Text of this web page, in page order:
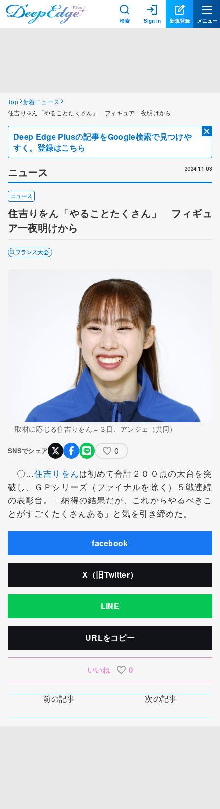
検索 Sign in 新規登録 メニュー
Top 新着ニュース
住吉りをん「やることたくさん」 フィギュア一夜明けから
Deep Edge Plusの記事をGoogle検索で見つけや
すく。登録はこちら
ニュース 2024.11.03
ニュース
住吉りをん「やることたくさん」 フィギュ
ア一夜明けから
フランス大会
取材に応じる住吉りをん＝３日、アンジェ（共同）
SNSでシェア 0
〇…住吉りをんは初めて合計２００点の大台を突
破し、ＧＰシリーズ（ファイナルを除く）５戦連続
の表彰台。「納得の結果だが、これからやるべきこ
とがすごくたくさんある」と気を引き締めた。
facebook
X（旧Twitter）
LINE
URLをコピー
いいね 0
前の記事 次の記事